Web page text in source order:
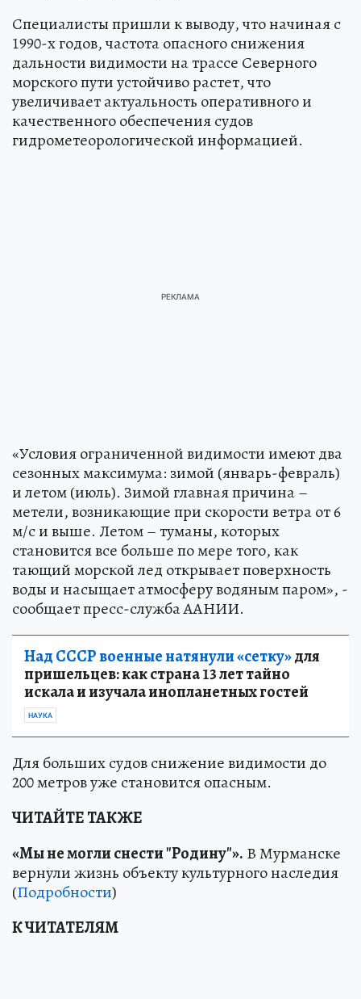
Специалисты пришли к выводу, что начиная с
1990-х годов, частота опасного снижения
дальности видимости на трассе Северного
морского пути устойчиво растет, что
увеличивает актуальность оперативного и
качественного обеспечения судов
гидрометеорологической информацией.
«Условия ограниченной видимости имеют два
сезонных максимума: зимой (январь-февраль)
и летом (июль). Зимой главная причина –
метели, возникающие при скорости ветра от 6
м/с и выше. Летом – туманы, которых
становится все больше по мере того, как
тающий морской лед открывает поверхность
воды и насыщает атмосферу водяным паром», -
сообщает пресс-служба ААНИИ.
Над СССР военные натянули «сетку»для
пришельцев: как страна 13 лет тайно
искала и изучала инопланетных гостей
НАУКА
Для больших судов снижение видимости до
200 метров уже становится опасным.
ЧИТАЙТЕ ТАКЖЕ
«Мы не могли снести "Родину"». В Мурманске
вернули жизнь объекту культурного наследия
(Подробности)
К ЧИТАТЕЛЯМ